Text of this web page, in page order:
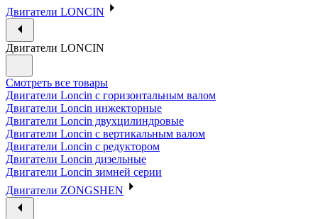
Двигатели LONCIN
Двигатели LONCIN
Смотреть все товары
Двигатели Loncin с горизонтальным валом
Двигатели Loncin инжекторные
Двигатели Loncin двухцилиндровые
Двигатели Loncin с вертикальным валом
Двигатели Loncin с редуктором
Двигатели Loncin дизельные
Двигатели Loncin зимней серии
Двигатели ZONGSHEN